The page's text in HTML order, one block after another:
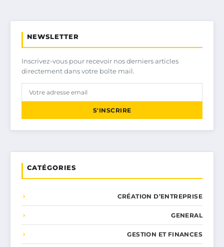
NEWSLETTER
Inscrivez-vous pour recevoir nos derniers articles
directement dans votre boîte mail.
S'INSCRIRE
CATÉGORIES
CRÉATION D’ENTREPRISE
GENERAL
GESTION ET FINANCES